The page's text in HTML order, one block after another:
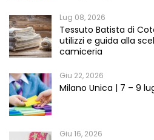
Lug 08, 2026
Tessuto Batista di
utilizzi e guida alla
camiceria
Giu 22, 2026
Milano Unica | 7 – 9
Giu 16, 2026